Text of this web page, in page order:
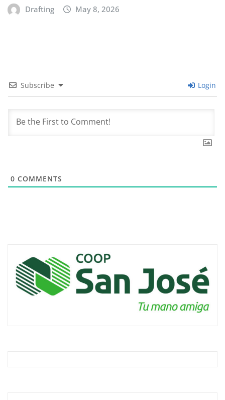
Drafting May 8, 2026
Subscribe Login
0 COMMENTS